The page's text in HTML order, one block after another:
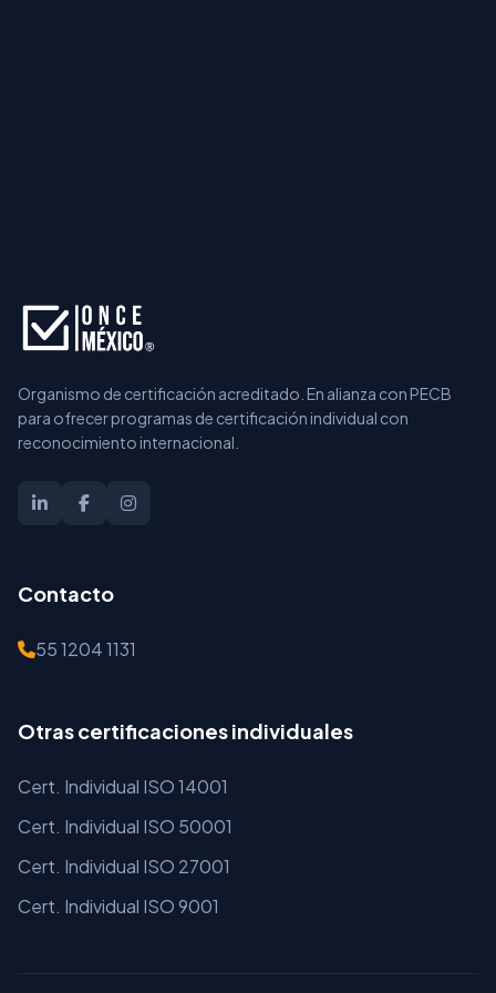
Organismo de certificación acreditado. En alianza con PECB
para ofrecer programas de certificación individual con
reconocimiento internacional.
Contacto
55 1204 1131
Otras certificaciones individuales
Cert. Individual ISO 14001
Cert. Individual ISO 50001
Cert. Individual ISO 27001
Cert. Individual ISO 9001